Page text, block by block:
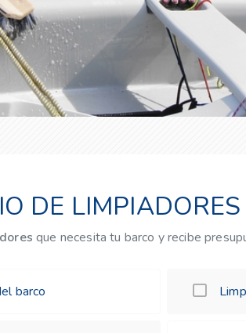
DE LIMPIADORES
que necesita tu barco y recibe
barco